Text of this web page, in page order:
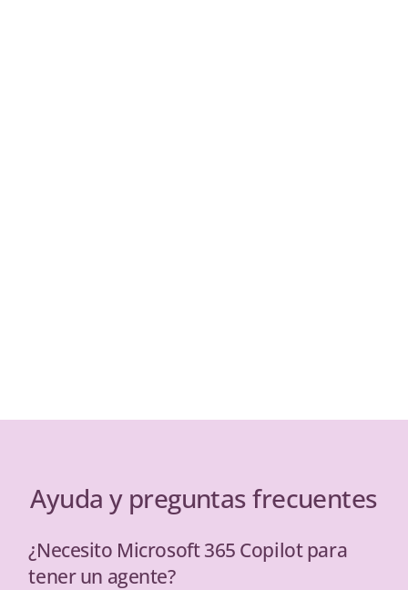
Ayuda y preguntas frecuentes
¿Necesito Microsoft 365 Copilot para
tener un agente?